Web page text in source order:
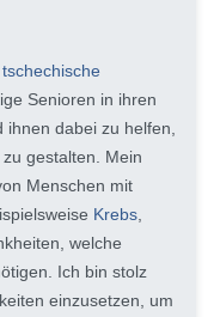
tschechische
Senioren in ihren
dabei zu helfen,
gestalten. Mein
Menschen mit
Krebs
welche
Ich bin stolz
einzusetzen, um